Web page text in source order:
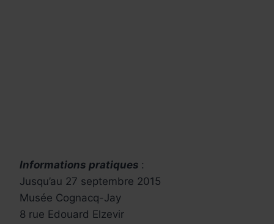
Informations pratiques :
Jusqu’au 27 septembre 2015
Musée Cognacq-Jay
8 rue Edouard Elzevir